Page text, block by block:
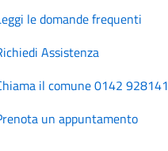
le domande frequenti
Assistenza
il comune 0142 928141
un appuntamento